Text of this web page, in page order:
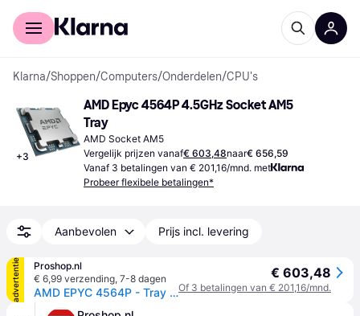
Voor shoppers
Klarna/Shoppen/Computers/Onderdelen/CPU's
+3
AMD Epyc 4564P 4.5GHz Socket AM5
Tray
AMD Socket AM5
Vergelijk prijzen vanaf€ 603,48naar€ 656,59
Vanaf 3 betalingen van € 201,16/mnd. met
Probeer flexibele betalingen*
Aanbevolen Prijs incl. levering
advertentie
Proshop.nl
€ 6,99 verzending, 7-8 dagen
AMD EPYC 4564P - Tray CPU - 16 kernen - 4.5 GHz - AMD AM5 - OEM/tray (zonder koeler)
€ 603,48
Of 3 betalingen van € 201,16/mnd.